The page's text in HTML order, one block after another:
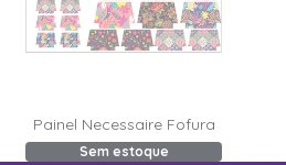
Painel Necessaire Fofura
Sem estoque